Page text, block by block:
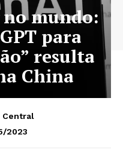
mundo:
para
resulta
China
Central
2023